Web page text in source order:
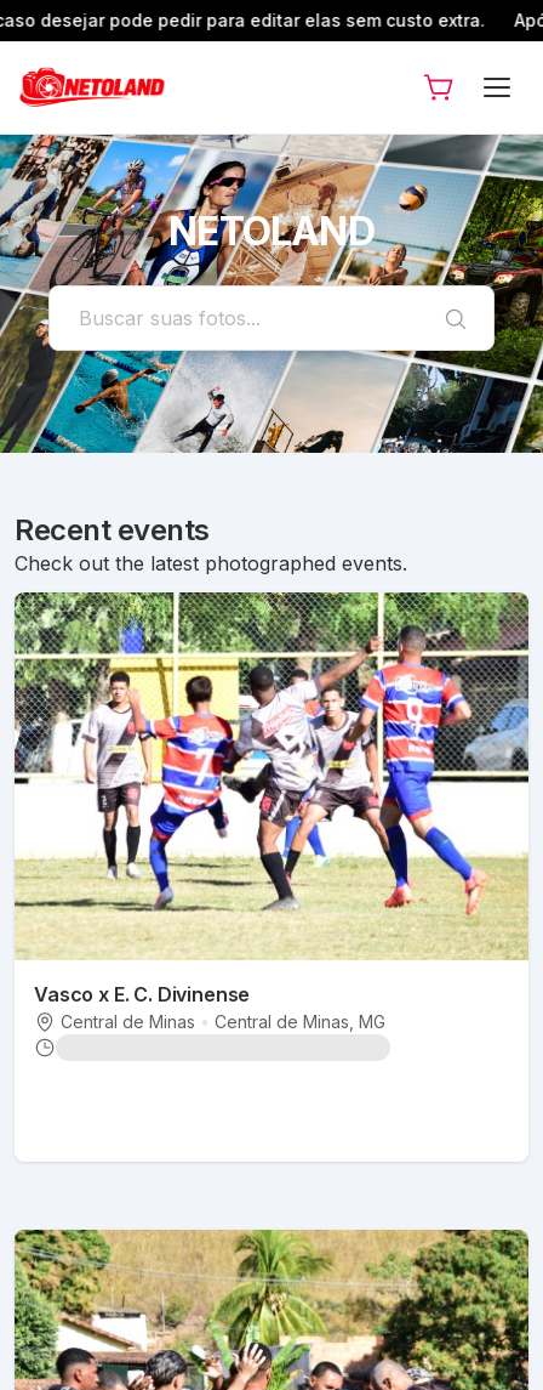
extra. Após comprar suas fotos, caso desejar pode pedir
NETOLAND
Recent events
Check out the latest photographed events.
Vasco x E. C. Divinense
Central de Minas • Central de Minas , MG